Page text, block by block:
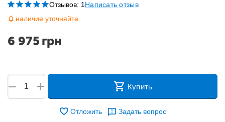
Отзывов: 1 Написать отзыв
наличие уточняйте
6 975 грн
+
− Купить
Отложить Задать вопрос